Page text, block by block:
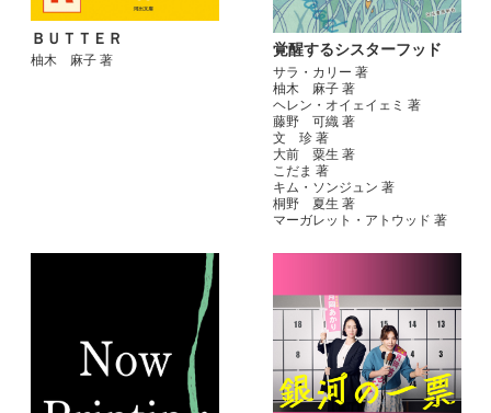
ＢＵＴＴＥＲ
柚木 麻子 著
覚醒するシスターフッド
サラ・カリー 著
柚木 麻子 著
ヘレン・オイェイェミ 著
藤野 可織 著
文 珍 著
大前 粟生 著
こだま 著
キム・ソンジュン 著
桐野 夏生 著
マーガレット・アトウッド 著